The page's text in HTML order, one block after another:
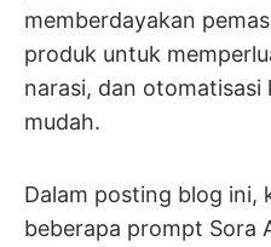
memberdayakan
produk untuk
narasi, dan
mudah.
Dalam posting blog ini,
beberapa prompt Sora